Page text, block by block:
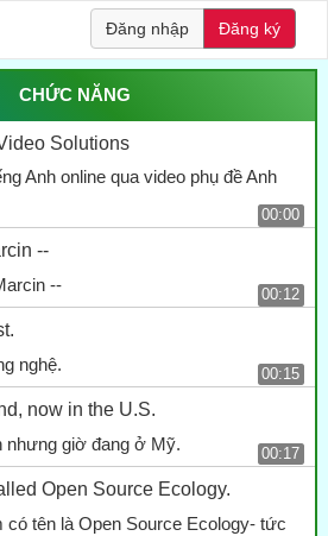
Đăng nhập Đăng ký
CHỨC NĂNG
Solutions
Anh online qua video phụ đề Anh
00:00
--
--
00:12
nghệ.
00:15
now in the U.S.
nhưng giờ đang ở Mỹ.
00:17
Open Source Ecology.
có tên là Open Source Ecology- tức